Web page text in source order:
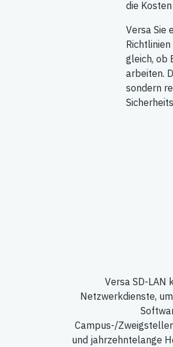
die
Versa Sie
gleich, ob
arbeiten.
sondern
Versa SD-LAN
Netzwerkdienste,
Campus-/
und jahrzehntelange